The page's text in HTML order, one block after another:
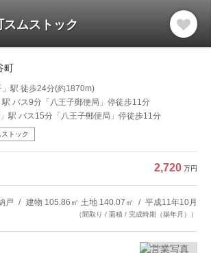
スムストック
町
駅 徒歩24分(約1870m)
バス9分「八王子郵便局」停徒歩11分
駅 バス15分「八王子郵便局」停徒歩11分
ストック
2,720 万円
戸 建物 105.86㎡ 土地 140.07㎡ 平成11年10月
（間取り / 面積 / 完成時期（築年月））